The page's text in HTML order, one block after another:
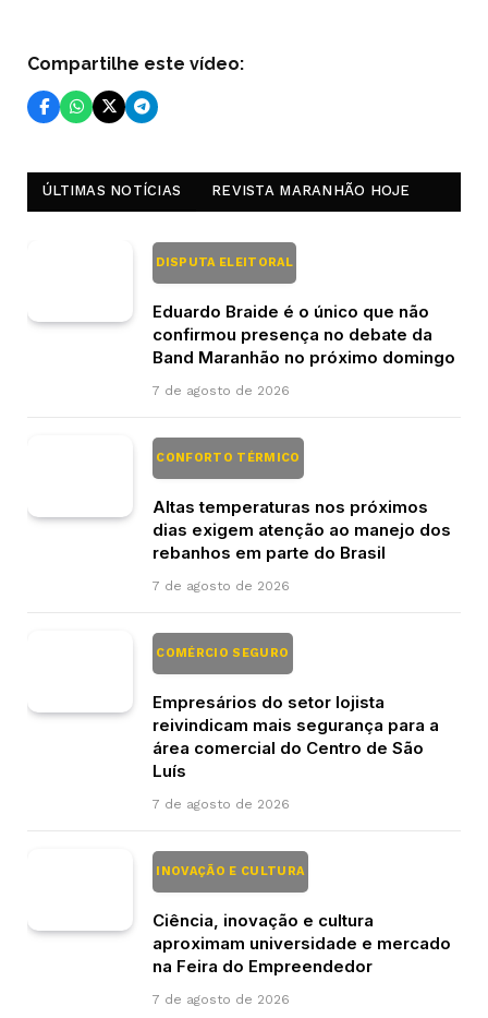
Compartilhe este vídeo:
ÚLTIMAS NOTÍCIAS REVISTA MARANHÃO HOJE
DISPUTA ELEITORAL
Eduardo Braide é o único que não
confirmou presença no debate da
Band Maranhão no próximo domingo
7 de agosto de 2026
CONFORTO TÉRMICO
Altas temperaturas nos próximos
dias exigem atenção ao manejo dos
rebanhos em parte do Brasil
7 de agosto de 2026
COMÉRCIO SEGURO
Empresários do setor lojista
reivindicam mais segurança para a
área comercial do Centro de São
Luís
7 de agosto de 2026
INOVAÇÃO E CULTURA
Ciência, inovação e cultura
aproximam universidade e mercado
na Feira do Empreendedor
7 de agosto de 2026